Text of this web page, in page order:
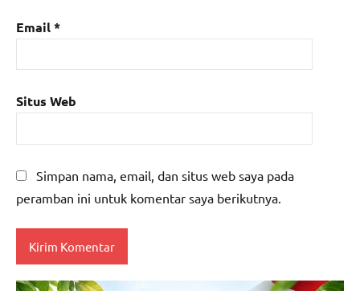
Email*
Situs Web
Simpan nama, email, dan situs web saya pada
peramban ini untuk komentar saya berikutnya.